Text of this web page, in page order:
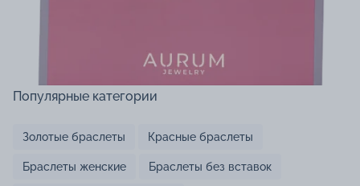
Популярные категории
Золотые браслеты Красные браслеты
Браслеты женские Браслеты без вставок